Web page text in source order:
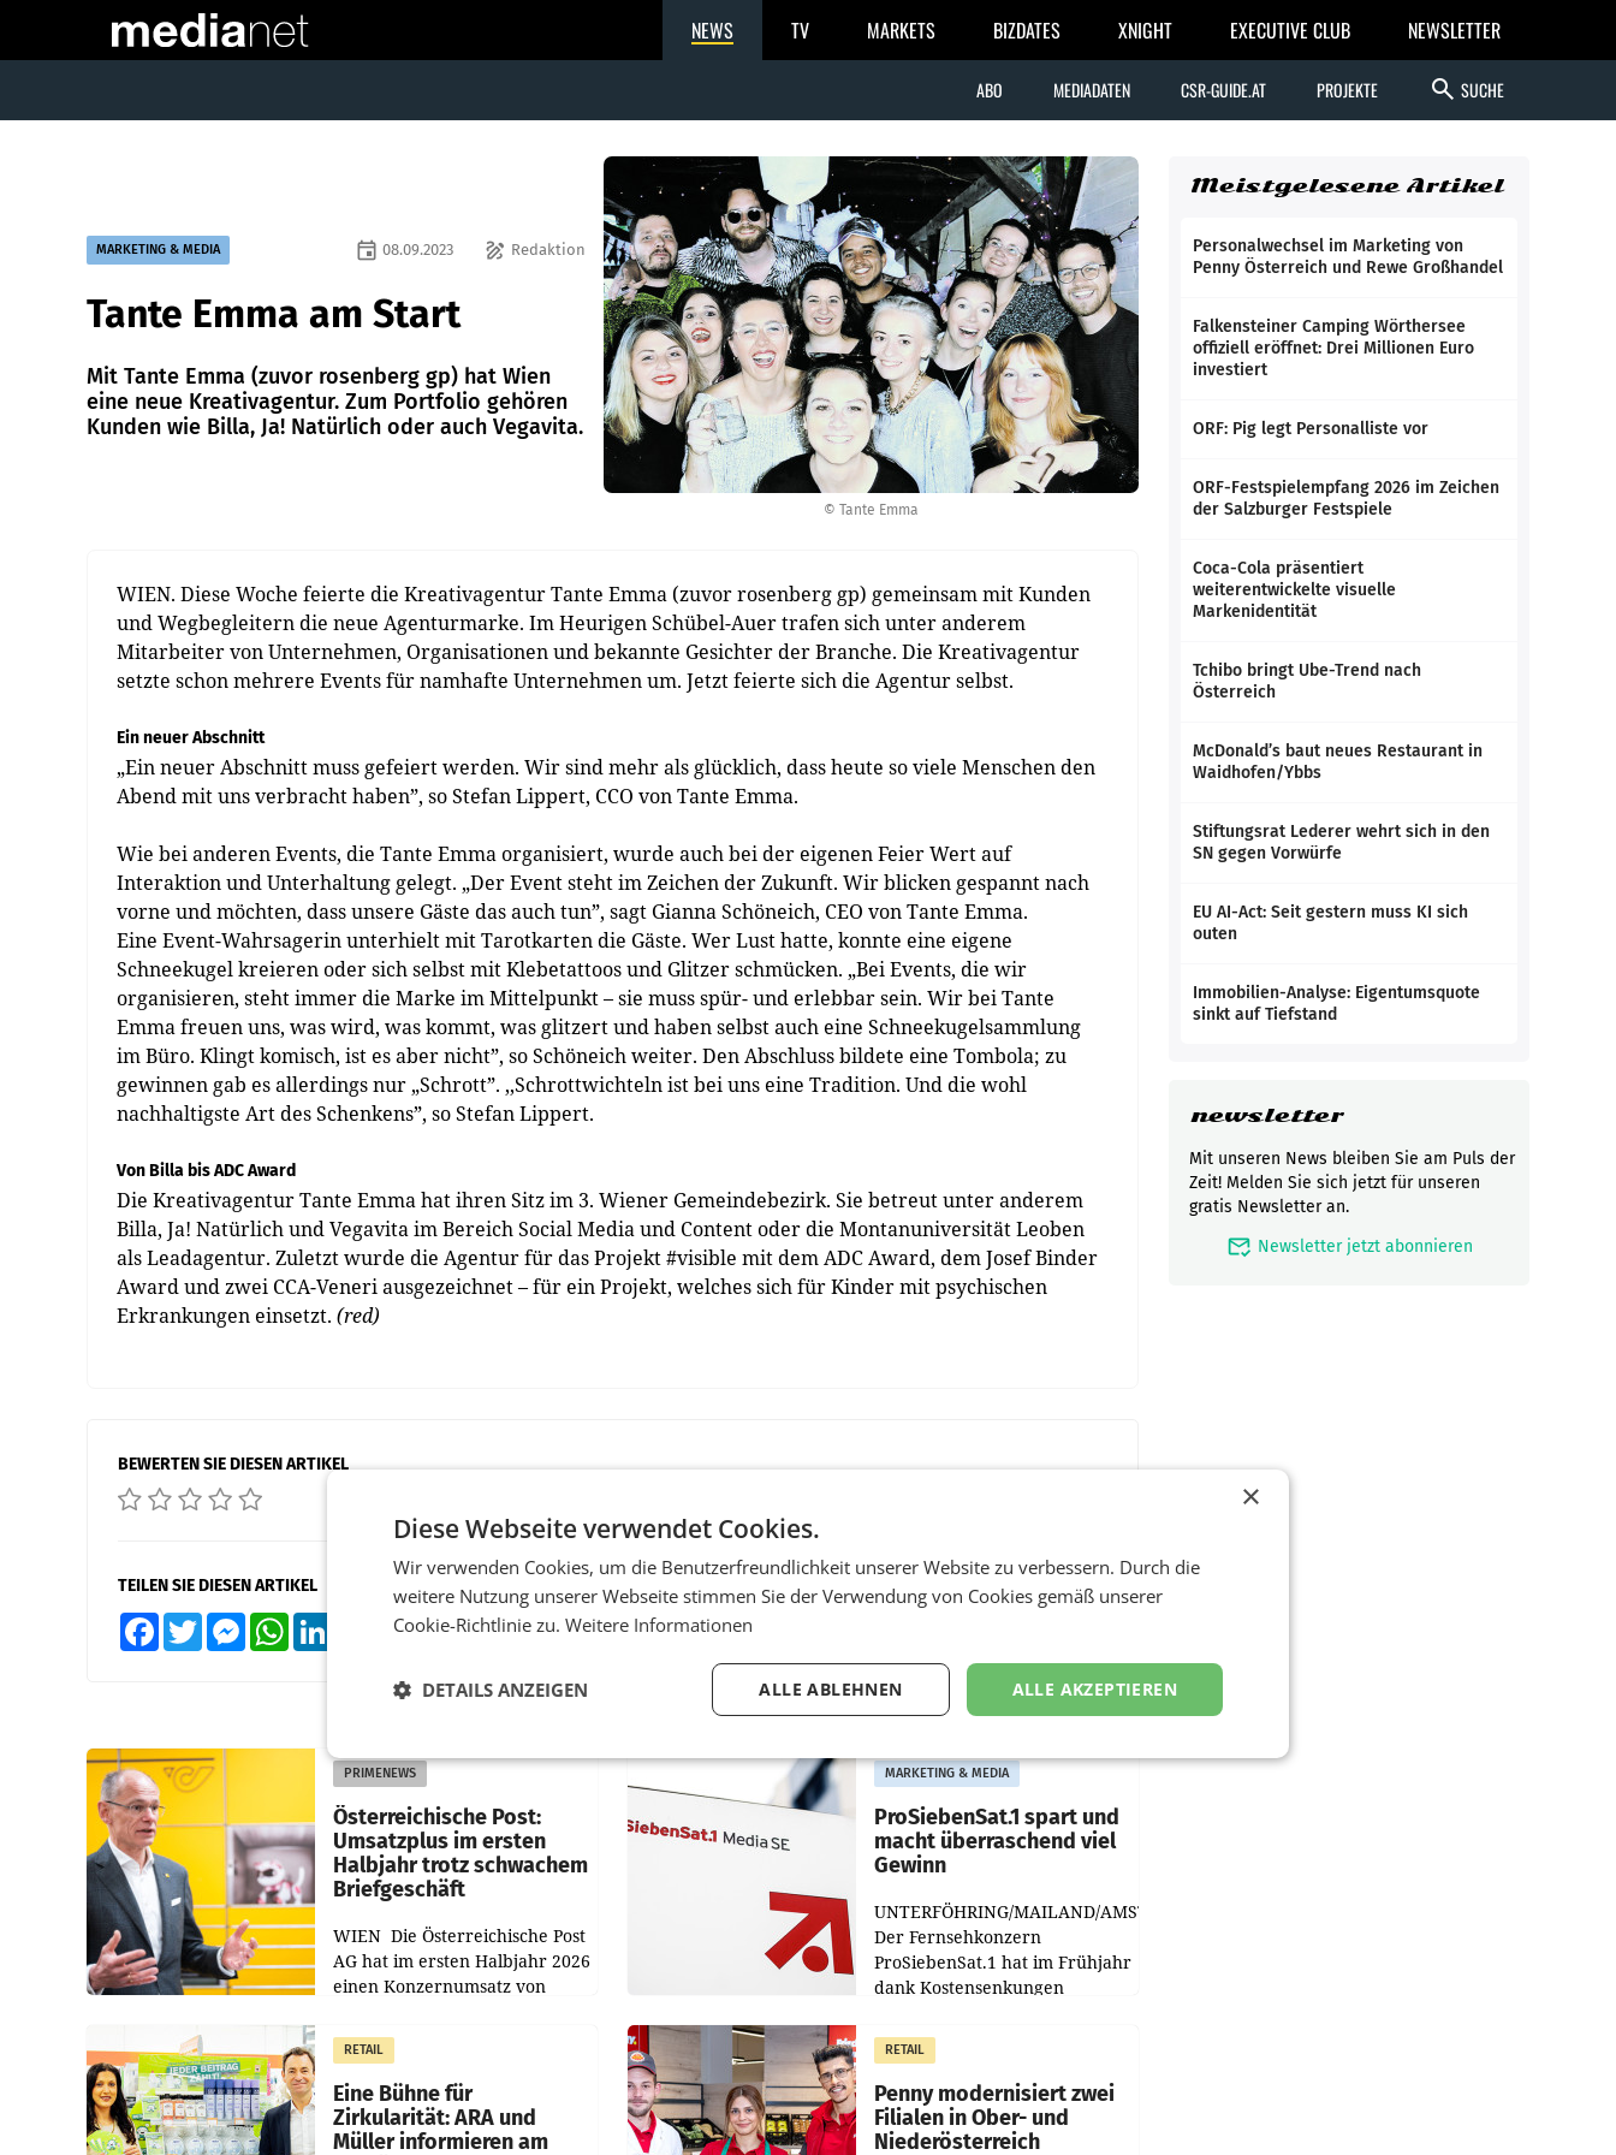
NEWS TV MARKETS BIZDATES XNIGHT EXECUTIVE CLUB NEWSLETTER
ABO MEDIADATEN CSR-GUIDE.AT PROJEKTE search SUCHE
© Tante Emma
MARKETING & MEDIA draw Redaktion
event 08.09.2023
Tante Emma am Start
Mit Tante Emma (zuvor rosenberg gp) hat Wien
eine neue Kreativagentur. Zum Portfolio gehören
Kunden wie Billa, Ja! Natürlich oder auch Vegavita.
WIEN. Diese Woche feierte die Kreativagentur Tante Emma (zuvor rosenberg gp) gemeinsam mit Kunden
und Wegbegleitern die neue Agenturmarke. Im Heurigen Schübel-Auer trafen sich unter anderem
Mitarbeiter von Unternehmen, Organisationen und bekannte Gesichter der Branche. Die Kreativagentur
setzte schon mehrere Events für namhafte Unternehmen um. Jetzt feierte sich die Agentur selbst.
Ein neuer Abschnitt
„Ein neuer Abschnitt muss gefeiert werden. Wir sind mehr als glücklich, dass heute so viele Menschen den
Abend mit uns verbracht haben”, so Stefan Lippert, CCO von Tante Emma.
Wie bei anderen Events, die Tante Emma organisiert, wurde auch bei der eigenen Feier Wert auf
Interaktion und Unterhaltung gelegt. „Der Event steht im Zeichen der Zukunft. Wir blicken gespannt nach
vorne und möchten, dass unsere Gäste das auch tun”, sagt Gianna Schöneich, CEO von Tante Emma.
Eine Event-Wahrsagerin unterhielt mit Tarotkarten die Gäste. Wer Lust hatte, konnte eine eigene
Schneekugel kreieren oder sich selbst mit Klebetattoos und Glitzer schmücken. „Bei Events, die wir
organisieren, steht immer die Marke im Mittelpunkt – sie muss spür- und erlebbar sein. Wir bei Tante
Emma freuen uns, was wird, was kommt, was glitzert und haben selbst auch eine Schneekugelsammlung
im Büro. Klingt komisch, ist es aber nicht”, so Schöneich weiter. Den Abschluss bildete eine Tombola; zu
gewinnen gab es allerdings nur „Schrott”. ,,Schrottwichteln ist bei uns eine Tradition. Und die wohl
nachhaltigste Art des Schenkens”, so Stefan Lippert.
Von Billa bis ADC Award
Die Kreativagentur Tante Emma hat ihren Sitz im 3. Wiener Gemeindebezirk. Sie betreut unter anderem
Billa, Ja! Natürlich und Vegavita im Bereich Social Media und Content oder die Montanuniversität Leoben
als Leadagentur. Zuletzt wurde die Agentur für das Projekt #visible mit dem ADC Award, dem Josef Binder
Award und zwei CCA-Veneri ausgezeichnet – für ein Projekt, welches sich für Kinder mit psychischen
Erkrankungen einsetzt. (red)
BEWERTEN SIE DIESEN ARTIKEL
TEILEN SIE DIESEN ARTIKEL
FacebookTwitter MessengerWhatsApp XING Teilen
PRIMENEWS
Österreichische Post:
Umsatzplus im ersten
Halbjahr trotz schwachem
Briefgeschäft
WIEN Die Österreichische Post
AG hat im ersten Halbjahr 2026
einen Konzernumsatz von
erwirtschaftet, was einem Plus
von 3,8 Prozent gegenüber
dem Vergleichszeitraum
MARKETING & MEDIA
ProSiebenSat.1 spart und
macht überraschend viel
Gewinn
UNTERFÖHRING/MAILAND/AMSTERDAM.
Der Fernsehkonzern
ProSiebenSat.1 hat im Frühjahr
dank Kostensenkungen
gemacht und die
Markterwartung deutlich
übertroffen.
RETAIL
Eine Bühne für
Zirkularität: ARA und
Müller informieren am
RETAIL
Penny modernisiert zwei
Filialen in Ober- und
Niederösterreich
Meistgelesene Artikel
Personalwechsel im Marketing von
Penny Österreich und Rewe Großhandel
Falkensteiner Camping Wörthersee
offiziell eröffnet: Drei Millionen Euro
investiert
ORF: Pig legt Personalliste vor
ORF-Festspielempfang 2026 im Zeichen
der Salzburger Festspiele
Coca-Cola präsentiert
weiterentwickelte visuelle
Markenidentität
Tchibo bringt Ube-Trend nach
Österreich
McDonald’s baut neues Restaurant in
Waidhofen/Ybbs
Stiftungsrat Lederer wehrt sich in den
SN gegen Vorwürfe
EU AI-Act: Seit gestern muss KI sich
outen
Immobilien-Analyse: Eigentumsquote
sinkt auf Tiefstand
newsletter
Mit unseren News bleiben Sie am Puls der
Zeit! Melden Sie sich jetzt für unseren
gratis Newsletter an.
mark_email_read Newsletter jetzt abonnieren
×
Diese Webseite verwendet Cookies.
Wir verwenden Cookies, um die Benutzerfreundlichkeit unserer Website zu verbessern. Durch die
weitere Nutzung unserer Webseite stimmen Sie der Verwendung von Cookies gemäß unserer
Cookie-Richtlinie zu. Weitere Informationen
ALLE AKZEPTIEREN
ALLE ABLEHNEN
DETAILS ANZEIGEN